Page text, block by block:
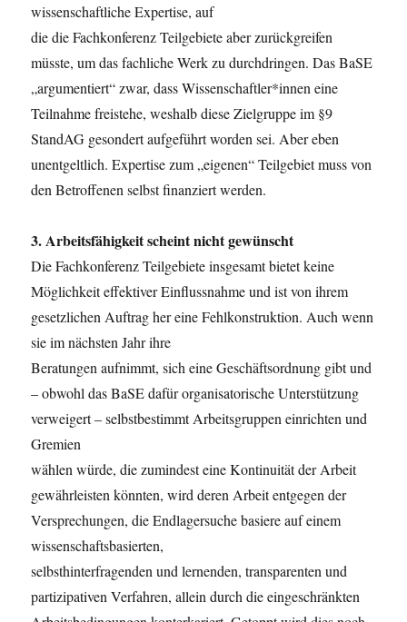
wissenschaftliche Expertise, auf
die die Fachkonferenz Teilgebiete aber zurückgreifen
müsste, um das fachliche Werk zu durchdringen. Das BaSE
„argumentiert“ zwar, dass Wissenschaftler*innen eine
Teilnahme freistehe, weshalb diese Zielgruppe im §9
StandAG gesondert aufgeführt worden sei. Aber eben
unentgeltlich. Expertise zum „eigenen“ Teilgebiet muss von
den Betroffenen selbst finanziert werden.
3. Arbeitsfähigkeit scheint nicht gewünscht
Die Fachkonferenz Teilgebiete insgesamt bietet keine
Möglichkeit effektiver Einflussnahme und ist von ihrem
gesetzlichen Auftrag her eine Fehlkonstruktion. Auch wenn
sie im nächsten Jahr ihre
Beratungen aufnimmt, sich eine Geschäftsordnung gibt und
– obwohl das BaSE dafür organisatorische Unterstützung
verweigert – selbstbestimmt Arbeitsgruppen einrichten und
Gremien
wählen würde, die zumindest eine Kontinuität der Arbeit
gewährleisten könnten, wird deren Arbeit entgegen der
Versprechungen, die Endlagersuche basiere auf einem
wissenschaftsbasierten,
selbsthinterfragenden und lernenden, transparenten und
partizipativen Verfahren, allein durch die eingeschränkten